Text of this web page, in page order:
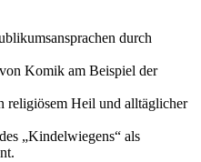
durch
Komik am Beispiel der
religiösem Heil und alltäglicher
„Kindelwiegens“ als